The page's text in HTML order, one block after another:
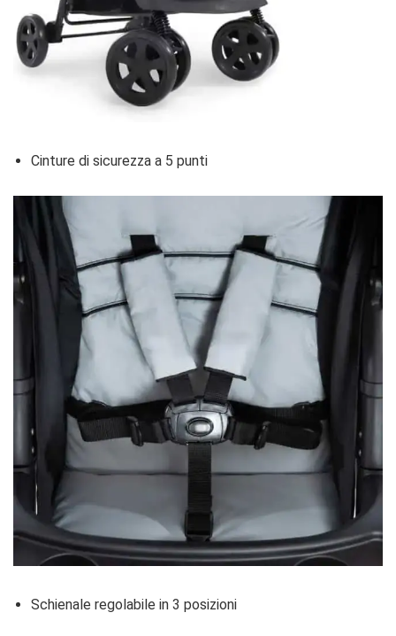
Cinture di sicurezza a 5 punti
Schienale regolabile in 3 posizioni